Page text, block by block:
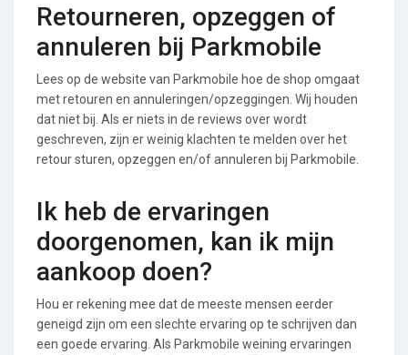
Retourneren, opzeggen of
annuleren bij Parkmobile
Lees op de website van Parkmobile hoe de shop omgaat
met retouren en annuleringen/opzeggingen. Wij houden
dat niet bij. Als er niets in de reviews over wordt
geschreven, zijn er weinig klachten te melden over het
retour sturen, opzeggen en/of annuleren bij Parkmobile.
Ik heb de ervaringen
doorgenomen, kan ik mijn
aankoop doen?
Hou er rekening mee dat de meeste mensen eerder
geneigd zijn om een slechte ervaring op te schrijven dan
een goede ervaring. Als Parkmobile weining ervaringen